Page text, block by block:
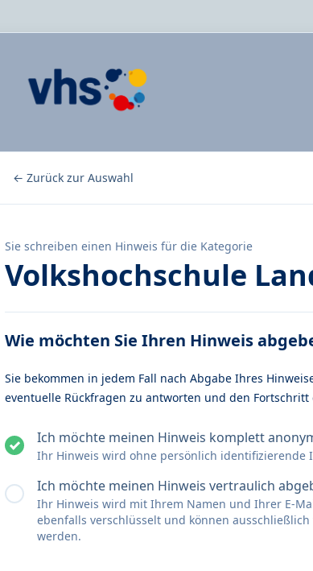
← Zurück zur Auswahl
Sie schreiben einen Hinweis für die Kategorie
Volkshochschule
Wie möchten Sie Ihren Hinweis
Sie bekommen in jedem Fall nach Abgabe Ihres
eventuelle Rückfragen zu antworten und den
Ich möchte meinen Hinweis komplett
Ihr Hinweis wird ohne persönlich identifizierende
Ich möchte meinen Hinweis vertraulich
Ihr Hinweis wird mit Ihrem Namen und Ihrer E-
ebenfalls verschlüsselt und können
werden.